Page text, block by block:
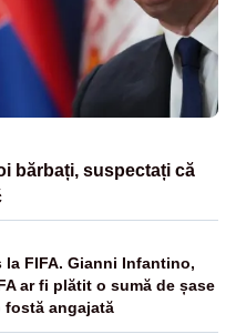
bărbați, suspectați că
la FIFA. Gianni Infantino,
ar fi plătit o sumă de șase
fostă angajată